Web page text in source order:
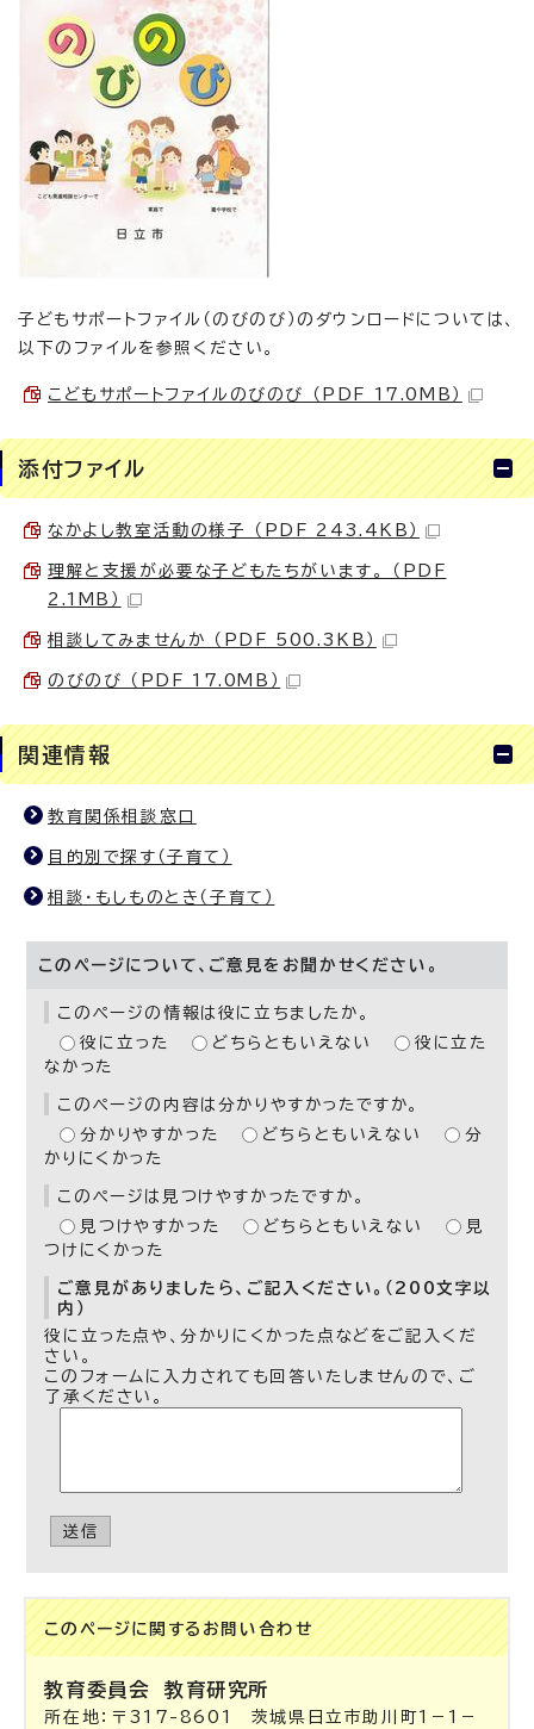
子どもサポートファイル（のびのび）のダウンロードについては、
以下のファイルを参照ください。
こどもサポートファイルのびのび （PDF 17.0MB）
添付ファイル
なかよし教室活動の様子 （PDF 243.4KB）
理解と支援が必要な子どもたちがいます。 （PDF
2.1MB）
相談してみませんか （PDF 500.3KB）
のびのび （PDF 17.0MB）
関連情報
教育関係相談窓口
目的別で探す（子育て）
相談・もしものとき（子育て）
このページについて、ご意見をお聞かせください。
このページの情報は役に立ちましたか。
役に立った
どちらともいえない
役に立た
なかった
このページの内容は分かりやすかったですか。
分かりやすかった
どちらともいえない
分
かりにくかった
このページは見つけやすかったですか。
見つけやすかった
どちらともいえない
見
つけにくかった
ご意見がありましたら、ご記入ください。（200文字以
内）
役に立った点や、分かりにくかった点などをご記入くだ
さい。
このフォームに入力されても回答いたしませんので、ご
了承ください。
送信
このページに関する お問い合わせ
教育委員会教育研究所
所在地：〒317-8601 茨城県日立市助川町1－1－